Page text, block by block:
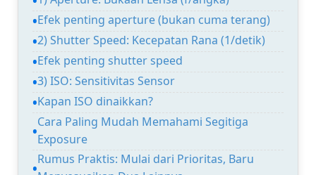
Efek penting aperture (bukan cuma terang)
2) Shutter Speed: Kecepatan Rana (1/detik)
Efek penting shutter speed
3) ISO: Sensitivitas Sensor
Kapan ISO dinaikkan?
Cara Paling Mudah Memahami Segitiga
Exposure
Rumus Praktis: Mulai dari Prioritas, Baru